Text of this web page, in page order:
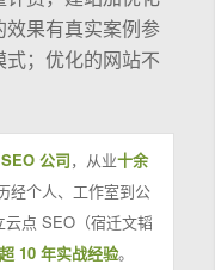
果有真实案例参
；优化的网站不
公司，从业十余
经个人、工作室到公
点 SEO（宿迁文韬
超 10 年实战经验。